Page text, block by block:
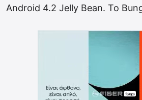
Android 4.2 Jelly Bean. To